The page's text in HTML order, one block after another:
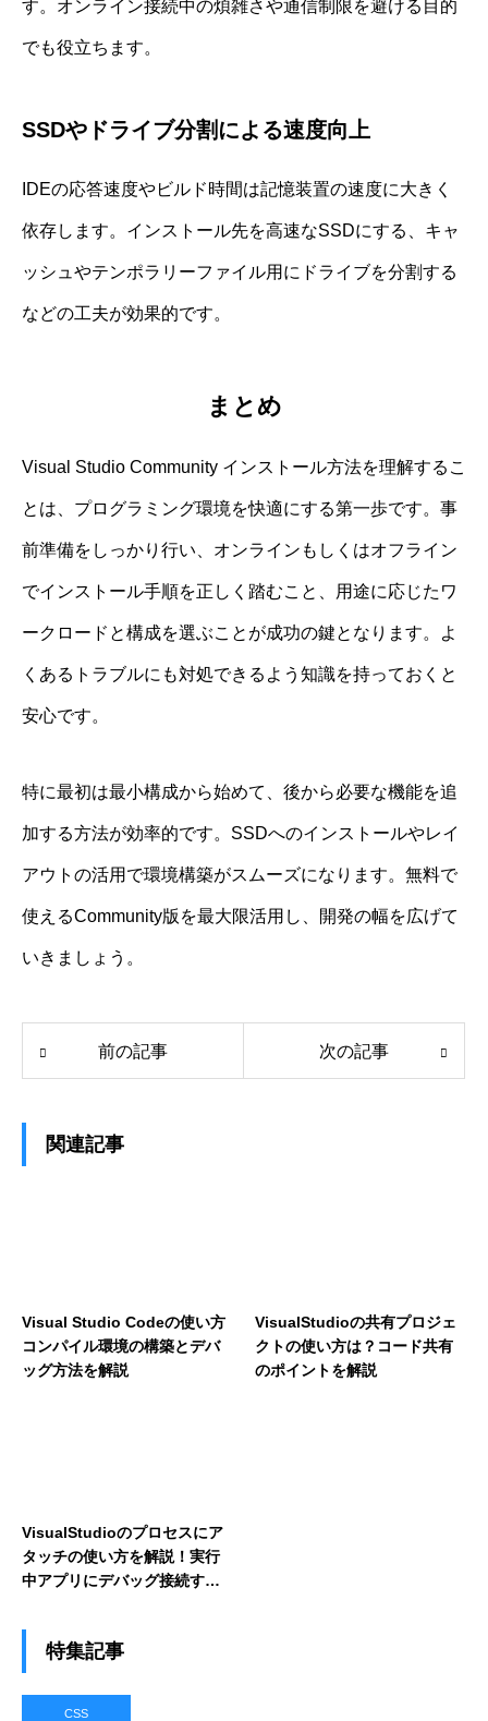
す。オンライン接続中の煩雑さや通信制限を避ける目的
でも役立ちます。
SSDやドライブ分割による速度向上
IDEの応答速度やビルド時間は記憶装置の速度に大きく
依存します。インストール先を高速なSSDにする、キャ
ッシュやテンポラリーファイル用にドライブを分割する
などの工夫が効果的です。
まとめ
Visual Studio Community インストール方法を理解するこ
とは、プログラミング環境を快適にする第一歩です。事
前準備をしっかり行い、オンラインもしくはオフライン
でインストール手順を正しく踏むこと、用途に応じたワ
ークロードと構成を選ぶことが成功の鍵となります。よ
くあるトラブルにも対処できるよう知識を持っておくと
安心です。
特に最初は最小構成から始めて、後から必要な機能を追
加する方法が効率的です。SSDへのインストールやレイ
アウトの活用で環境構築がスムーズになります。無料で
使えるCommunity版を最大限活用し、開発の幅を広げて
いきましょう。
前の記事 次の記事
関連記事
Visual Studio Codeの使い方
コンパイル環境の構築とデバ
ッグ方法を解説
VisualStudioの共有プロジェ
クトの使い方は？コード共有
のポイントを解説
VisualStudioのプロセスにア
タッチの使い方を解説！実行
中アプリにデバッグ接続する
特集記事
CSS